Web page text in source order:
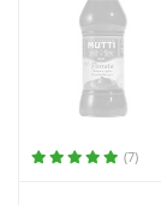
(7)